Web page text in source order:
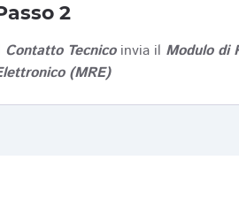
2
Contatto Tecnicoinvia il Modulo di
(MRE)